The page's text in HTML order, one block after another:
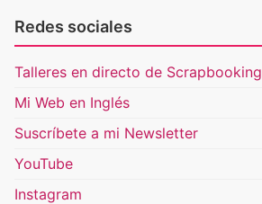
Redes sociales
Talleres en directo de Scrapbooking
Mi Web en Inglés
Suscríbete a mi Newsletter
YouTube
Instagram